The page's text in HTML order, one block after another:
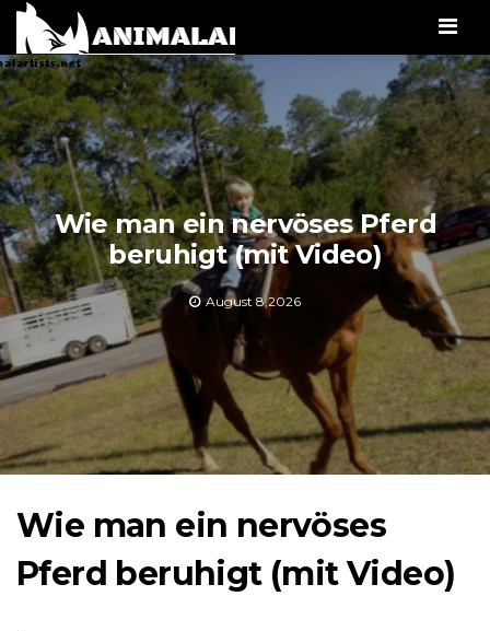
Wie man ein nervöses Pferd
beruhigt (mit Video)
August 8,2026
Wie man ein nervöses
Pferd beruhigt (mit Video)